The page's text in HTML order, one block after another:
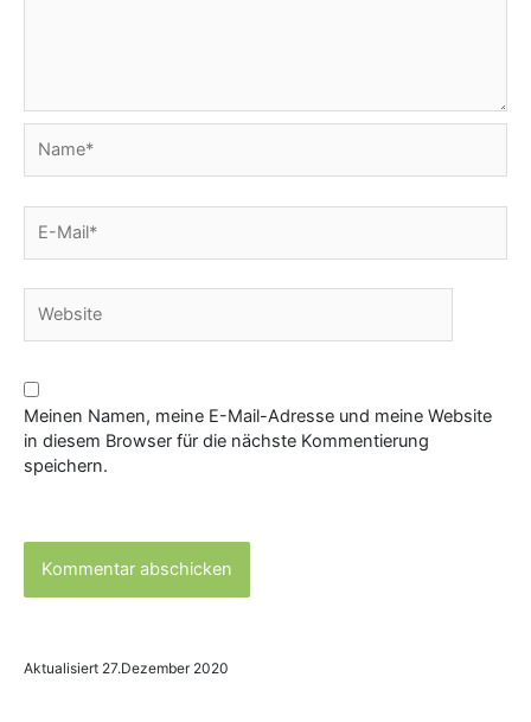
Mail*
Meinen Namen, meine E-Mail-Adresse und meine Website
in diesem Browser für die nächste Kommentierung
speichern.
Aktualisiert 27.Dezember 2020